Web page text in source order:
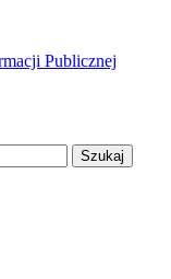
Publicznej
Szukaj